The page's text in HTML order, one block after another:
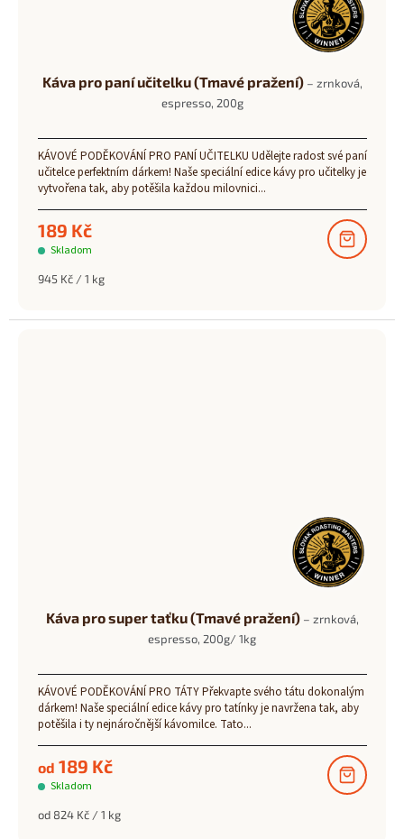
Káva pro paní učitelku (Tmavé pražení) – zrnková,
espresso, 200g
Skladom
189 Kč
Měrná
945 Kč / 1 kg
KÁVOVÉ PODĚKOVÁNÍ PRO PANÍ UČITELKU Udělejte radost své paní
učitelce perfektním dárkem! Naše speciální edice kávy pro učitelky je
vytvořena tak, aby potěšila každou milovnici...
Káva pro super taťku (Tmavé pražení) – zrnková,
espresso, 200g/ 1kg
Skladom
od 189 Kč
Měrná
od 824 Kč / 1 kg
KÁVOVÉ PODĚKOVÁNÍ PRO TÁTY Překvapte svého tátu dokonalým
dárkem! Naše speciální edice kávy pro tatínky je navržena tak, aby
potěšila i ty nejnáročnější kávomilce. Tato...